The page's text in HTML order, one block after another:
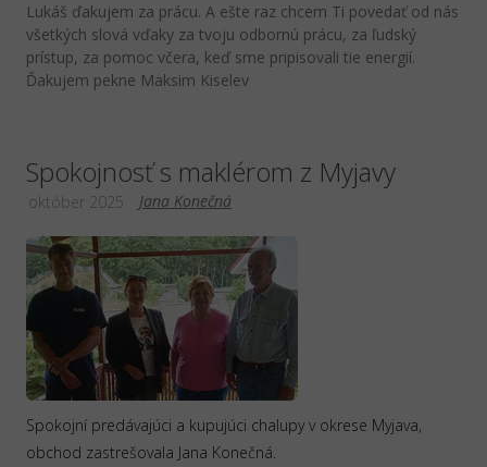
Lukáš ďakujem za prácu. A ešte raz chcem Ti povedať od nás
všetkých slová vďaky za tvoju odbornú prácu, za ľudský
prístup, za pomoc včera, keď sme pripisovali tie energií.
Ďakujem pekne Maksim Kiselev
Spokojnosť s maklérom z Myjavy
Jana Konečná
október 2025
Spokojní predávajúci a kupujúci chalupy v okrese Myjava,
obchod zastrešovala Jana Konečná.